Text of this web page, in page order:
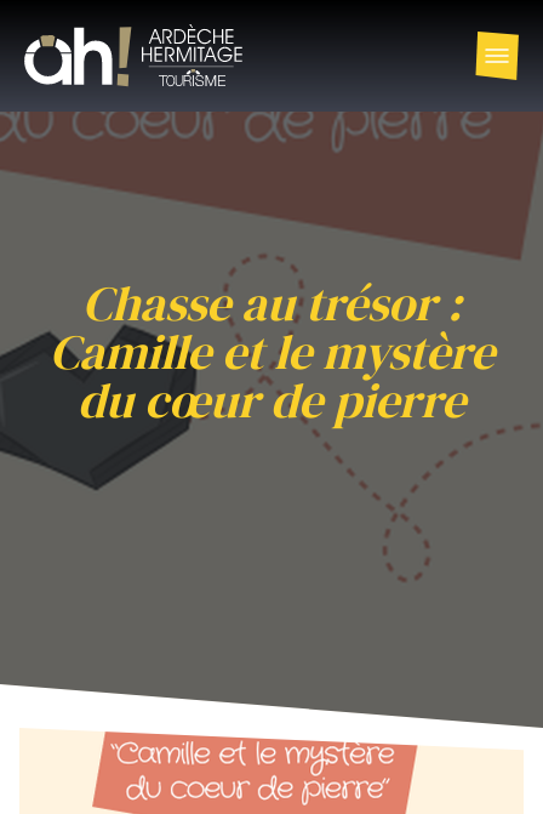
Chasse au trésor :
Camille et le mystère
du cœur de pierre